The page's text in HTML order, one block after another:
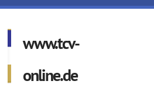
www.tcv-
online.de